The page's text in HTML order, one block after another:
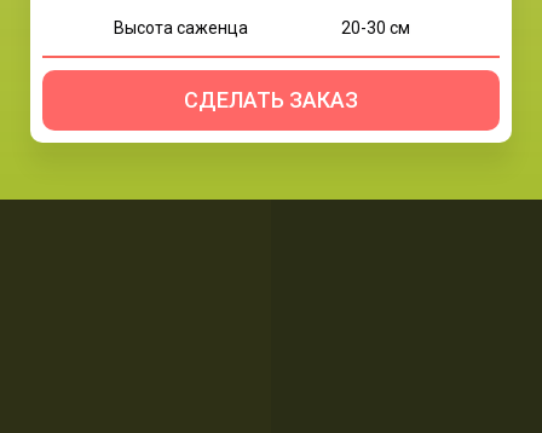
Высота саженца 20-30 см
СДЕЛАТЬ ЗАКАЗ